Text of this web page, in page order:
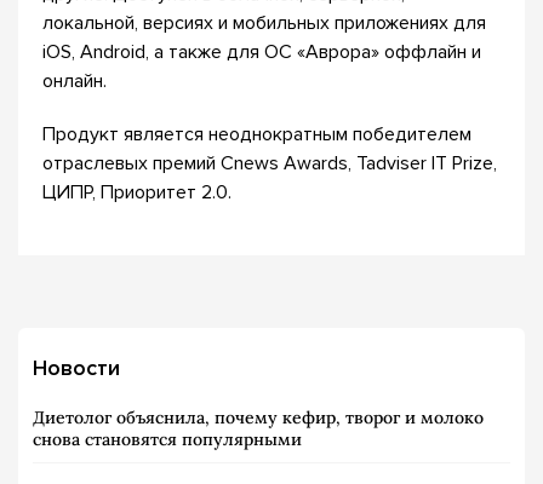
локальной, версиях и мобильных приложениях для
iOS, Android, а также для ОС «Аврора» оффлайн и
онлайн.
Продукт является неоднократным победителем
отраслевых премий Cnews Awards, Tadviser IT Prize,
ЦИПР, Приоритет 2.0.
Новости
Диетолог объяснила, почему кефир, творог и молоко
снова становятся популярными